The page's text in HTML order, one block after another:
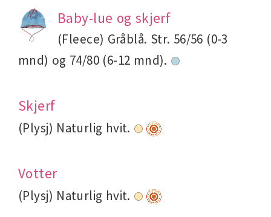
Baby-lue og skjerf
(Fleece) Gråblå. Str. 56/56 (0-3
mnd) og 74/80 (6-12 mnd).
Skjerf
(Plysj) Naturlig hvit.
Votter
(Plysj) Naturlig hvit.